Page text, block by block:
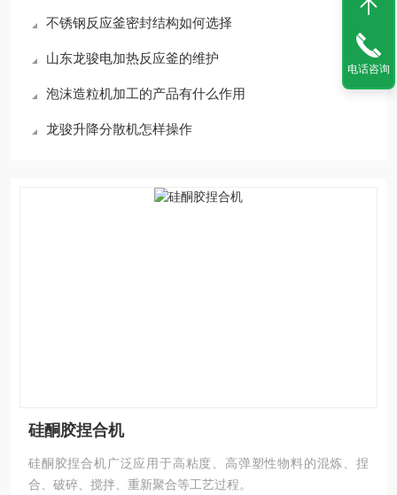
不锈钢反应釜密封结构如何选择
山东龙骏电加热反应釜的维护
泡沫造粒机加工的产品有什么作用
龙骏升降分散机怎样操作
硅酮胶捏合机
硅酮胶捏合机广泛应用于高粘度、高弹塑性物料的混炼、捏
合、破碎、搅拌、重新聚合等工艺过程。
电话咨询